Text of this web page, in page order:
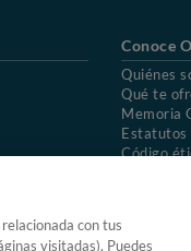
Conoce
Quiénes
Qué te
Memoria
Estatutos
Código
Uso del nombre
con tus
visitadas). Puedes